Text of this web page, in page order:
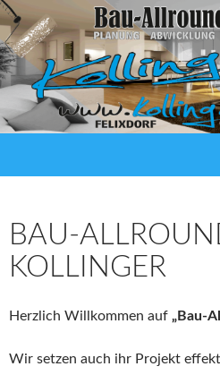
BAU-
KOLLINGER
Herzlich Willkommen auf „Bau-
Wir setzen auch ihr Projekt